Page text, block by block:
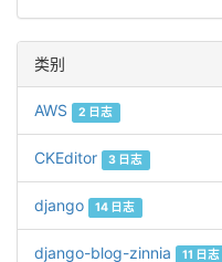
类别
AWS 2 日志
CKEditor 3 日志
django 14 日志
django-blog-zinnia 11 日志